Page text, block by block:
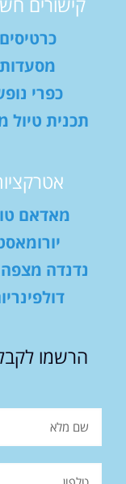
כרטיסים
מסעדות
כפרי
תכנית טיול
מאדאם
נדנדה
הרשמו